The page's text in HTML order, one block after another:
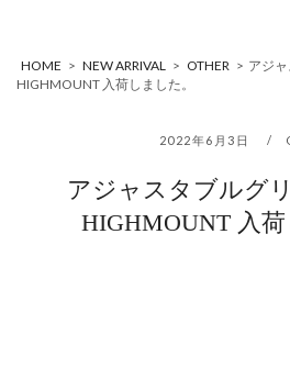
HOME > NEW ARRIVAL > OTHER > アジ
HIGHMOUNT 入荷しました。
2022年6月3日
アジャスタブルグ
HIGHMOUNT 入荷